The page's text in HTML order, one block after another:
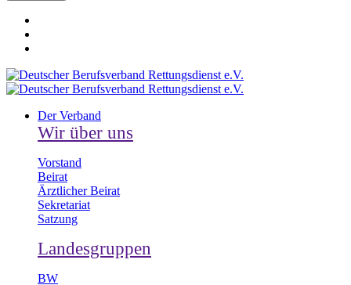
Der Verband
Wir über uns
Vorstand
Beirat
Ärztlicher Beirat
Sekretariat
Satzung
Landesgruppen
BW